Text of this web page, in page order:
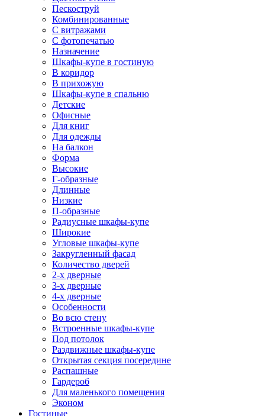
Пескоструй
Комбинированные
С витражами
С фотопечатью
Назначение
Шкафы-купе в гостиную
В коридор
В прихожую
Шкафы-купе в спальню
Детские
Офисные
Для книг
Для одежды
На балкон
Форма
Высокие
Г-образные
Длинные
Низкие
П-образные
Радиусные шкафы-купе
Широкие
Угловые шкафы-купе
Закругленный фасад
Количество дверей
2-х дверные
3-х дверные
4-х дверные
Особенности
Во всю стену
Встроенные шкафы-купе
Под потолок
Раздвижные шкафы-купе
Открытая секция посередине
Распашные
Гардероб
Для маленького помещения
Эконом
Гостиные